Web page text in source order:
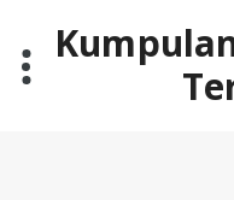
content